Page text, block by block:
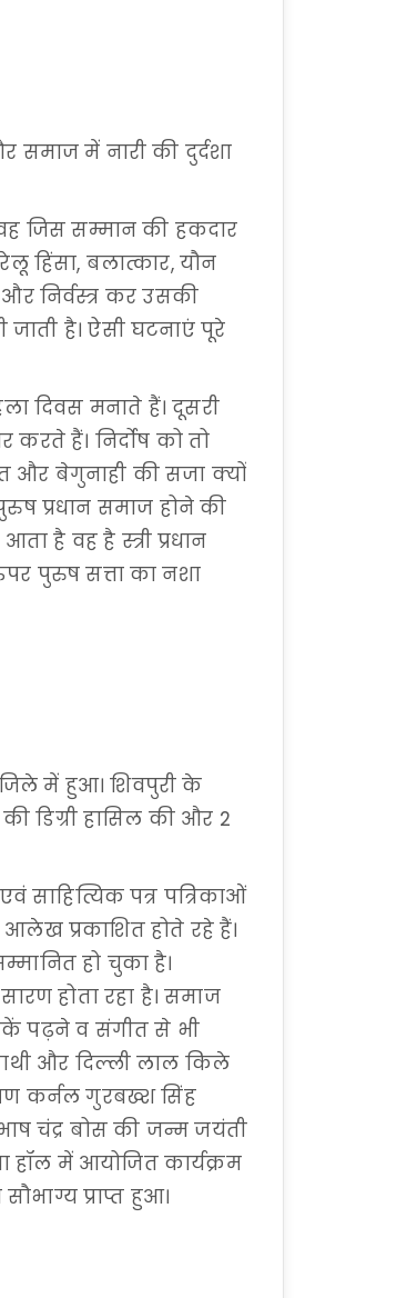
में नारी की दुर्दशा
जिस सम्मान की हकदार
हिंसा, बलात्कार, यौन
निर्वस्त्र कर उसकी
है। ऐसी घटनाएं पूरे
दिवस मनाते हैं। दूसरी
हैं। निर्दोष को तो
और बेगुनाही की सजा क्यों
प्रधान समाज होने की
है वह है स्त्री प्रधान
पुरुष सत्ता का नशा
में हुआ। शिवपुरी के
डिग्री हासिल की और 2
साहित्यिक पत्र पत्रिकाओं
प्रकाशित होते रहे हैं।
हो चुका है।
होता रहा है। समाज
पढ़ने व संगीत से भी
और दिल्ली लाल किले
कर्नल गुरबख्श सिंह
चंद्र बोस की जन्म जयंती
में आयोजित कार्यक्रम
प्राप्त हुआ।